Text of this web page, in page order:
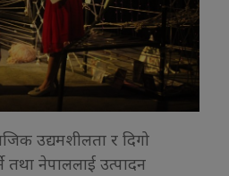
उद्यमशीलता र दिगो
तथा नेपाललाई उत्पादन